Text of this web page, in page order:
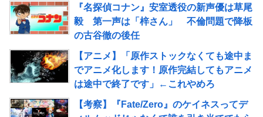
『名探偵コナン』安室透役の新声優は草尾
毅 第一声は「梓さん」 不倫問題で降板
の古谷徹の後任
【アニメ】「原作ストックなくても途中ま
でアニメ化します！原作完結してもアニメ
は途中で終了です」←これやめろ
【考察】『Fate/Zero』のケイネスってデ